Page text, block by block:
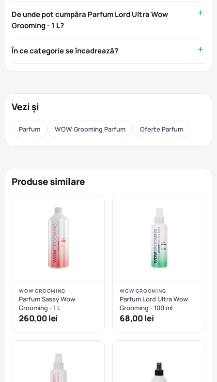
De unde pot cumpăra Parfum Lord Ultra Wow
Grooming - 1 L?
În ce categorie se încadrează?
Vezi și
Parfum WOW Grooming Parfum Oferte Parfum
Produse similare
WOW GROOMING
Parfum Sassy Wow
Grooming - 1 L
260,00 lei
WOW GROOMING
Parfum Lord Ultra Wow
Grooming - 100 ml
68,00 lei